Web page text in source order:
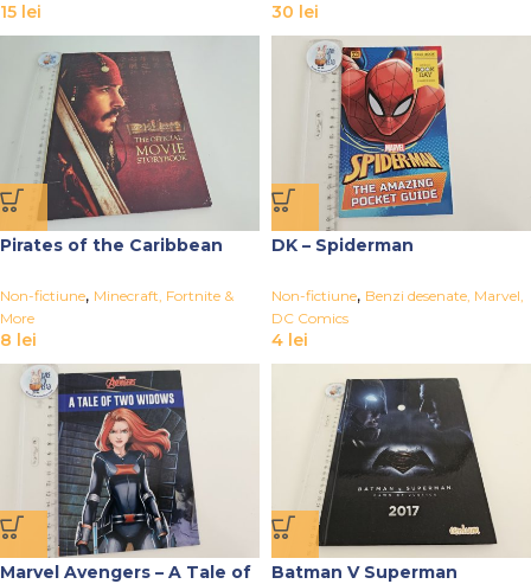
15 lei 30 lei
Pirates of the Caribbean
Non-fictiune, Minecraft, Fortnite &
More
8 lei
DK – Spiderman
Non-fictiune, Benzi desenate, Marvel,
DC Comics
4 lei
Marvel Avengers – A Tale of
Batman V Superman